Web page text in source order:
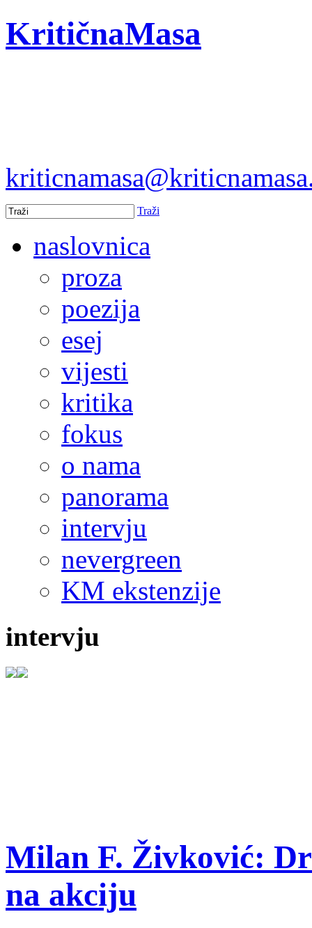
KritičnaMasa
Traži
naslovnica
proza
poezija
esej
vijesti
kritika
fokus
o nama
panorama
intervju
nevergreen
KM ekstenzije
intervju
Milan F. Živković:
na akciju